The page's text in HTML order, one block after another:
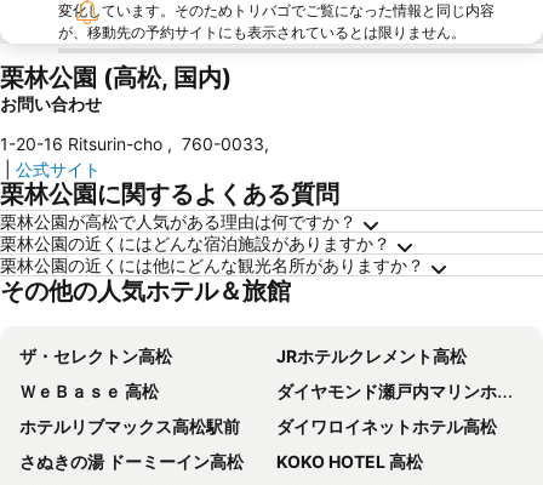
変化しています。そのためトリバゴでご覧になった情報と同じ内容
が、移動先の予約サイトにも表示されているとは限りません。
栗林公園 (高松, 国内)
お問い合わせ
1-20-16 Ritsurin-cho , 760-0033,
公式サイト
栗林公園に関するよくある質問
栗林公園が高松で人気がある理由は何ですか？
栗林公園の近くにはどんな宿泊施設がありますか？
栗林公園の近くには他にどんな観光名所がありますか？
その他の人気ホテル＆旅館
ザ・セレクトン高松
JRホテルクレメント高松
ＷｅＢａｓｅ 高松
ダイヤモンド瀬戸内マリンホテル
ホテルリブマックス高松駅前
ダイワロイネットホテル高松
さぬきの湯 ドーミーイン高松
KOKO HOTEL 高松